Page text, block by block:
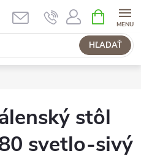
HĽADAŤ
KOŠÍK
stôl
svetlo-sivý